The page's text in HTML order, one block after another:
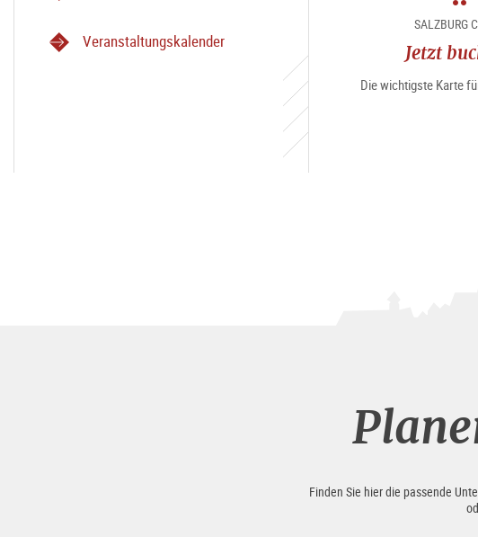
Veranstaltungskalender
SALZBURG
Jetzt
Die wichtigste Karte
Finden Sie hier die passende